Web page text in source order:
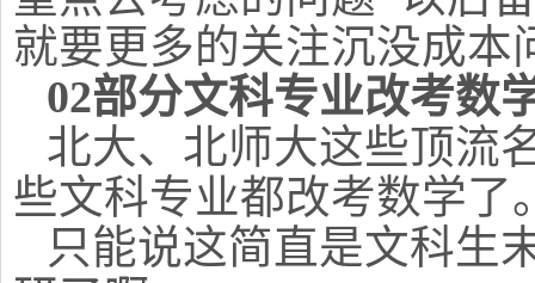
就要更多的关注沉没成本
02部分文科专业改考数
北大、北师大这些顶流
些文科专业都改考数学了
只能说这简直是文科生